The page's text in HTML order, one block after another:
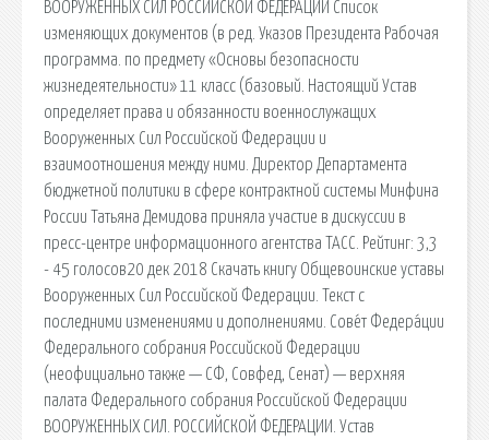
ВООРУЖЕННЫХ СИЛ РОССИЙСКОЙ ФЕДЕРАЦИИ Список
изменяющих документов (в ред. Указов Президента Рабочая
программа. по предмету «Основы безопасности
жизнедеятельности» 11 класс (базовый. Настоящий Устав
определяет права и обязанности военнослужащих
Вооруженных Сил Российской Федерации и
взаимоотношения между ними. Директор Департамента
бюджетной политики в сфере контрактной системы Минфина
России Татьяна Демидова приняла участие в дискуссии в
пресс-центре информационного агентства ТАСС. Рейтинг: 3,3
- 45 голосов20 дек 2018 Скачать книгу Общевоинские уставы
Вооруженных Сил Российской Федерации. Текст с
последними изменениями и дополнениями. Сове́т Федера́ции
Федерального собрания Российской Федерации
(неофициально также — СФ, Совфед, Сенат) — верхняя
палата Федерального собрания Российской Федерации
ВООРУЖЕННЫХ СИЛ. РОССИЙСКОЙ ФЕДЕРАЦИИ. Устав